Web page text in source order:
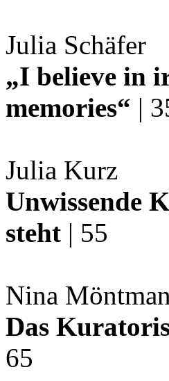
Julia Schäfer
„I believe in
memories“ |
Julia Kurz
Unwissende
steht | 55
Nina
Das
65